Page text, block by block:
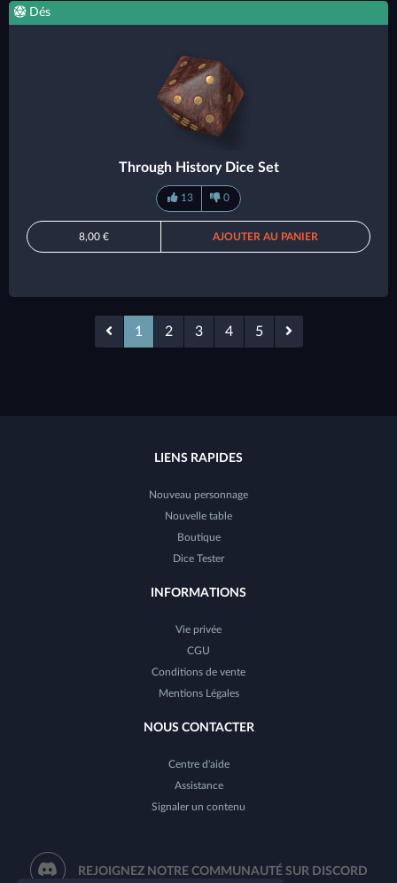
Dés
Through History Dice Set
13 0
8,00 € AJOUTER AU PANIER
1 2 3 4 5
LIENS RAPIDES
Nouveau personnage
Nouvelle table
Boutique
Dice Tester
INFORMATIONS
Vie privée
CGU
Conditions de vente
Mentions Légales
NOUS CONTACTER
Centre d'aide
Assistance
Signaler un contenu
REJOIGNEZ NOTRE COMMUNAUTÉ SUR DISCORD